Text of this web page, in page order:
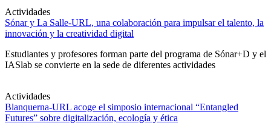
Actividades
Sónar y La Salle-URL, una colaboración para impulsar el talento, la
innovación y la creatividad digital
Estudiantes y profesores forman parte del programa de Sónar+D y el
IASlab se convierte en la sede de diferentes actividades
Actividades
Blanquerna-URL acoge el simposio internacional “Entangled
Futures” sobre digitalización, ecología y ética